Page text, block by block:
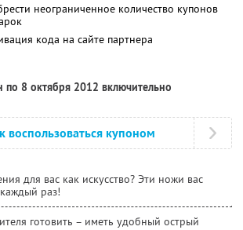
неограниченное количество купонов
кода на сайте партнера
по 8 октября 2012 включительно
воспользоваться купоном
для вас как искусство? Эти ножи вас
раз!
готовить – иметь удобный острый